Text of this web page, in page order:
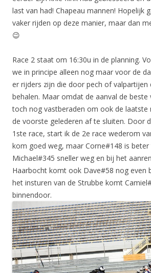
last van had! Chapeau mannen! Hopelijk
vaker rijden op deze manier, maar dan
😉
Race 2 staat om 16:30u in de planning.
we in principe alleen nog maar voor de
er rijders zijn die door pech of valpartijen
behalen. Maar omdat de aanval de beste
toch nog vastberaden om ook de laatste
de voorste gelederen af te sluiten. Door
1ste race, start ik de 2e race wederom
kom goed weg, maar Corne#148 is beter
Michael#345 sneller weg en bij het
Haarbocht komt ook Dave#58 nog even
het insturen van de Strubbe komt
binnendoor.